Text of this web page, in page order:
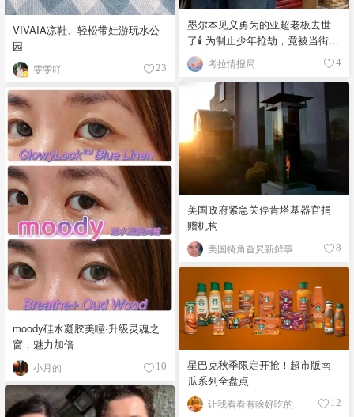
VIVAIA凉鞋、轻松带娃游玩水公
园
雯雯吖 23
墨尔本见义勇为的亚超老板去世
了🕯️ 为制止少年抢劫，竟被当街围
殴致死！考拉情报局 4
美国政府紧急关停肯塔基器官捐
赠机构
美国犄角旮旯新鲜事 8
moody硅水凝胶美瞳·升级灵魂之
窗，魅力加倍
小月的 10
星巴克秋季限定开抢！超市版南
瓜系列全盘点
让我看看有啥好吃的 12